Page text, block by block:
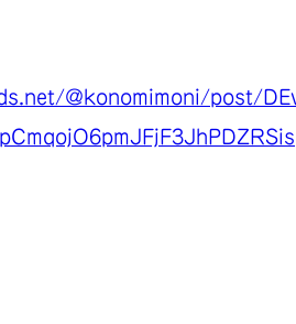
@konomimoni/post/